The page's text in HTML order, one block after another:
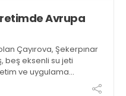
Avrupa
Çayırova, Şekerpınar
beş eksenli su jeti
ve uygulama
odasında teşhire